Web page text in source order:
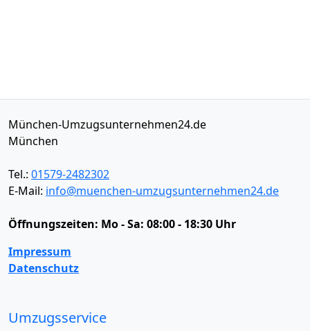
München-Umzugsunternehmen24.de
München
Tel.: 01579-2482302
E-Mail: info@muenchen-umzugsunternehmen24.de
Öffnungszeiten: Mo - Sa: 08:00 - 18:30 Uhr
Impressum
Datenschutz
Umzugsservice